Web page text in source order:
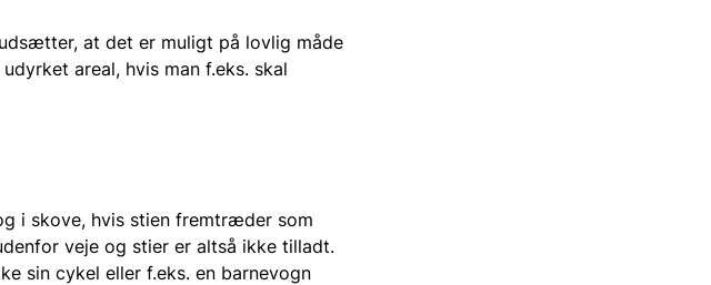
at det er muligt på lovlig måde
areal, hvis man f.eks. skal
i skove, hvis stien fremtræder som
veje og stier er altså ikke tilladt.
sin cykel eller f.eks. en barnevogn